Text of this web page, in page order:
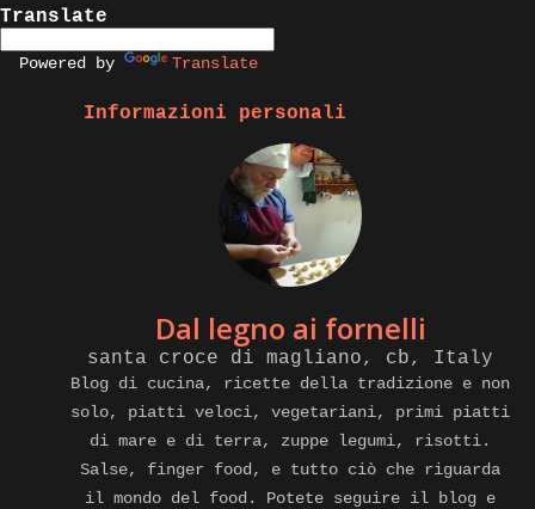
Translate
Powered by Translate
Informazioni personali
Dal legno ai fornelli
santa croce di magliano, cb, Italy
Blog di cucina, ricette della tradizione e non
solo, piatti veloci, vegetariani, primi piatti
di mare e di terra, zuppe legumi, risotti.
Salse, finger food, e tutto ciò che riguarda
il mondo del food. Potete seguire il blog e